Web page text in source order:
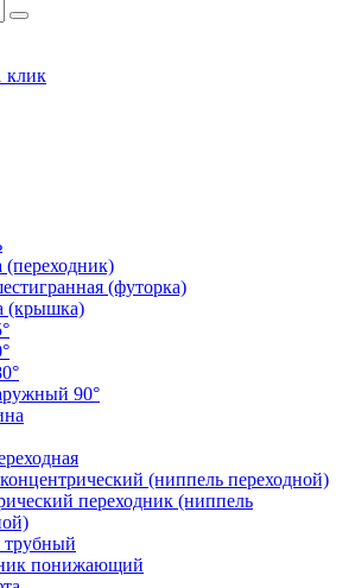
клик
(футорка)
(крышка)
90°
(ниппель переходной)
переходник (ниппель
понижающий